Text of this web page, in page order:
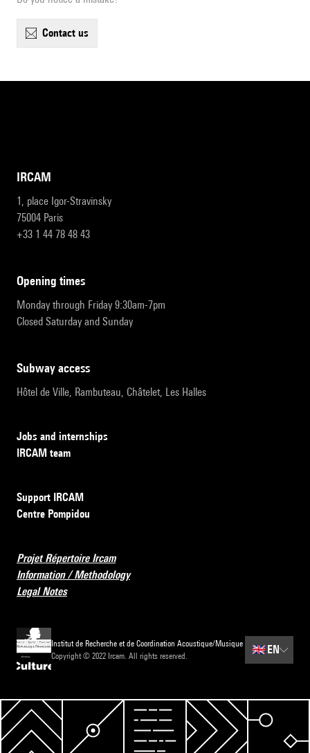
contact us
IRCAM
1, place Igor-Stravinsky
75004 Paris
+33 1 44 78 48 43
opening times
Monday through Friday 9:30am-7pm
Closed Saturday and Sunday
subway access
Hôtel de Ville, Rambuteau, Châtelet, Les Halles
Jobs and internships
IRCAM team
Support IRCAM
Centre Pompidou
Projet Répertoire Ircam
Information / Methodology
Legal Notes
Institut de Recherche et de Coordination Acoustique/Musique
Copyright © 2022 Ircam. All rights reserved.
🇬🇧 EN